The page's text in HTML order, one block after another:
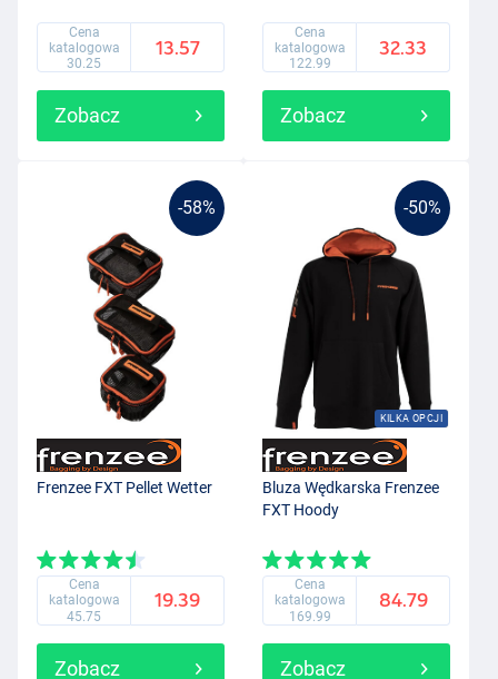
Cena
katalogowa
30.25
13.57
Zobacz
Cena
katalogowa
122.99
32.33
Zobacz
-58%
Frenzee FXT Pellet Wetter
Cena
katalogowa
45.75
19.39
Zobacz
-50%
KILKA OPCJI
Bluza Wędkarska Frenzee
FXT Hoody
Cena
katalogowa
169.99
84.79
Zobacz